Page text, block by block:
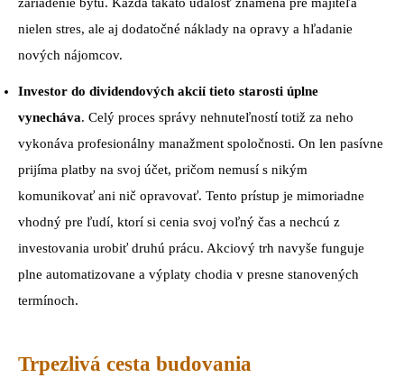
nielen stres, ale aj dodatočné náklady na opravy a hľadanie
nových nájomcov.
Investor do dividendových akcií tieto starosti úplne
vynecháva. Celý proces správy nehnuteľností totiž za neho
vykonáva profesionálny manažment spoločnosti. On len pasívne
prijíma platby na svoj účet, pričom nemusí s nikým
komunikovať ani nič opravovať. Tento prístup je mimoriadne
vhodný pre ľudí, ktorí si cenia svoj voľný čas a nechcú z
investovania urobiť druhú prácu. Akciový trh navyše funguje
plne automatizovane a výplaty chodia v presne stanovených
termínoch.
Trpezlivá cesta budovania